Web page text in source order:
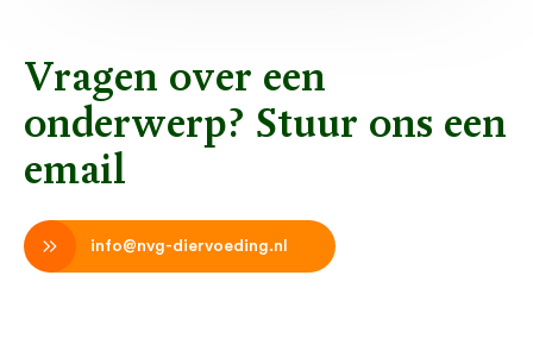
Vragen over een
onderwerp? Stuur ons een
email
info@nvg-diervoeding.nl